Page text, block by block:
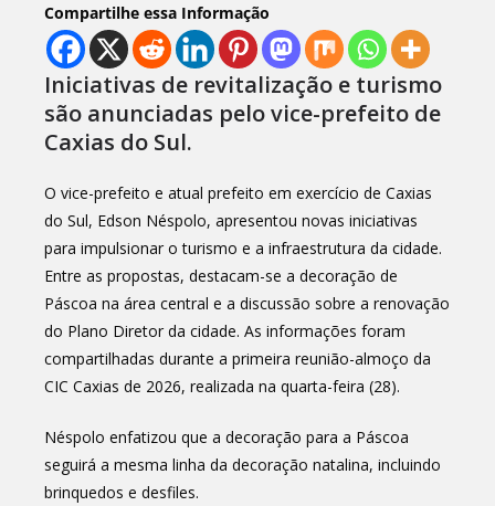
Compartilhe essa Informação
Iniciativas de revitalização e turismo
são anunciadas pelo vice-prefeito de
Caxias do Sul.
O vice-prefeito e atual prefeito em exercício de Caxias
do Sul, Edson Néspolo, apresentou novas iniciativas
para impulsionar o turismo e a infraestrutura da cidade.
Entre as propostas, destacam-se a decoração de
Páscoa na área central e a discussão sobre a renovação
do Plano Diretor da cidade. As informações foram
compartilhadas durante a primeira reunião-almoço da
CIC Caxias de 2026, realizada na quarta-feira (28).
Néspolo enfatizou que a decoração para a Páscoa
seguirá a mesma linha da decoração natalina, incluindo
brinquedos e desfiles.